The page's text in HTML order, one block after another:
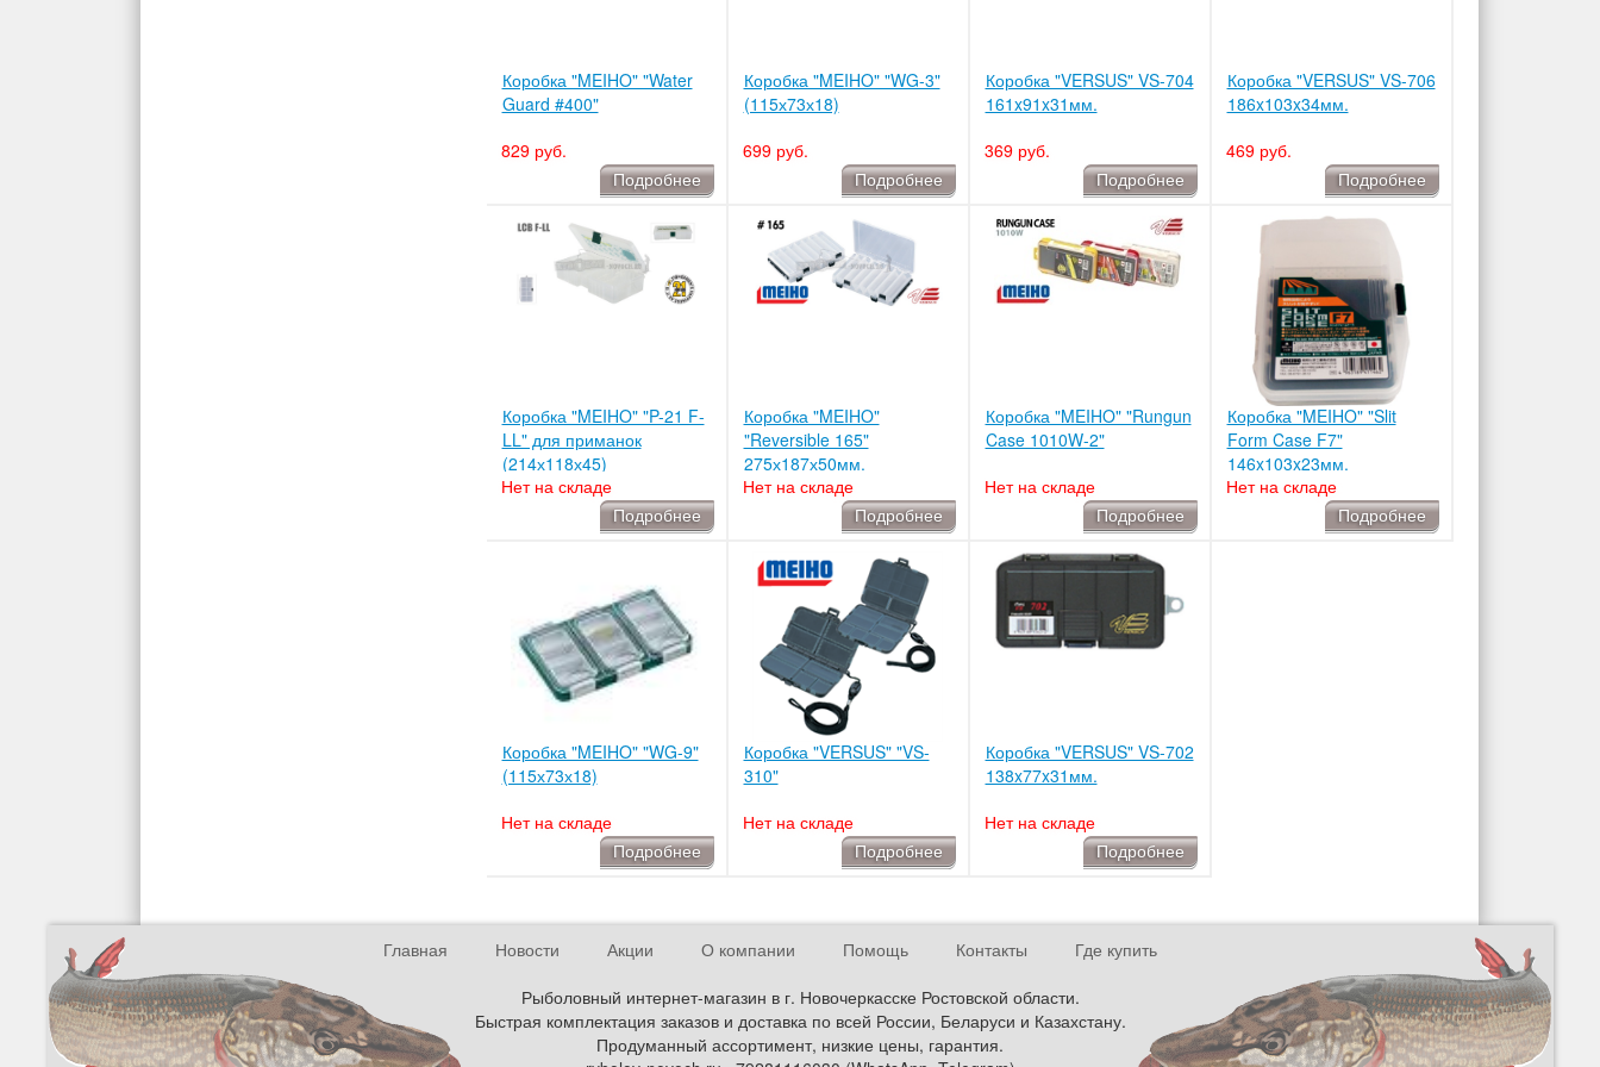
Коробка "MEIHO" "Water
Guard #400"
829 руб.
Подробнее
Коробка "MEIHO" "WG-3"
(115х73х18)
699 руб.
Подробнее
Коробка "VERSUS" VS-704
161x91x31мм.
369 руб.
Подробнее
Коробка "VERSUS" VS-706
186x103x34мм.
469 руб.
Подробнее
Коробка "MEIHO" "P-21 F-
LL" для приманок
(214х118х45)
Нет на складе
Подробнее
Коробка "MEIHO"
"Reversible 165"
275х187х50мм.
Нет на складе
Подробнее
Коробка "MEIHO" "Rungun
Case 1010W-2"
Нет на складе
Подробнее
Коробка "MEIHO" "Slit
Form Case F7"
146x103x23мм.
Нет на складе
Подробнее
Коробка "MEIHO" "WG-9"
(115х73х18)
Нет на складе
Подробнее
Коробка "VERSUS" "VS-
310"
Нет на складе
Подробнее
Коробка "VERSUS" VS-702
138x77x31мм.
Нет на складе
Подробнее
Главная Новости Акции О компании Помощь Контакты
Где купить
Рыболовный интернет-магазин в г. Новочеркасске Ростовской области.
Быстрая комплектация заказов и доставка по всей России, Беларуси и Казахстану.
Продуманный ассортимент, низкие цены, гарантия.